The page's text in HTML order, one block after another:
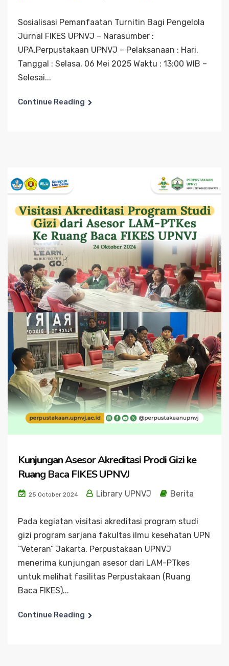
Sosialisasi Pemanfaatan Turnitin Bagi Pengelola
Jurnal FIKES UPNVJ – Narasumber :
UPA.Perpustakaan UPNVJ – Pelaksanaan : Hari,
Tanggal : Selasa, 06 Mei 2025 Waktu : 13:00 WIB –
Selesai...
Continue Reading
Kunjungan Asesor Akreditasi Prodi Gizi ke
Ruang Baca FIKES UPNVJ
25 October 2024 Library UPNVJ Berita
Pada kegiatan visitasi akreditasi program studi
gizi program sarjana fakultas ilmu kesehatan UPN
“Veteran” Jakarta. Perpustakaan UPNVJ
menerima kunjungan asesor dari LAM-PTkes
untuk melihat fasilitas Perpustakaan (Ruang
Baca FIKES)...
Continue Reading